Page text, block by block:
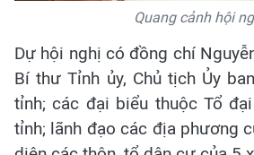
Quang cảnh hội
Dự hội nghị có đồng chí
Bí thư Tỉnh ủy, Chủ tịch Ủy
tỉnh; các đại biểu thuộc Tổ
tỉnh; lãnh đạo các địa phương